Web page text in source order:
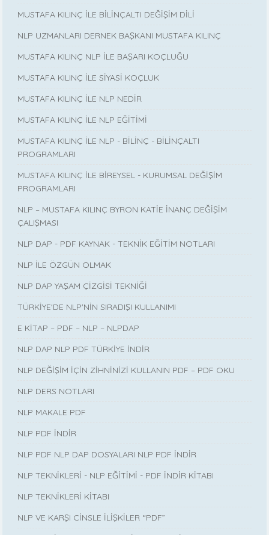
MUSTAFA KILINÇ İLE BİLİNÇALTI DEĞİŞİM DİLİ
NLP UZMANLARI DERNEK BAŞKANI MUSTAFA KILINÇ
MUSTAFA KILINÇ NLP İLE BAŞARI KOÇLUĞU
MUSTAFA KILINÇ İLE SİYASİ KOÇLUK
MUSTAFA KILINÇ İLE NLP NEDİR
MUSTAFA KILINÇ İLE NLP EĞİTİMİ
MUSTAFA KILINÇ İLE NLP - BİLİNÇ - BİLİNÇALTI
PROGRAMLARI
MUSTAFA KILINÇ İLE BİREYSEL - KURUMSAL DEĞİŞİM
PROGRAMLARI
NLP – MUSTAFA KILINÇ BYRON KATİE İNANÇ DEĞİŞİM
ÇALIŞMASI
NLP DAP - PDF KAYNAK - TEKNİK EĞİTİM NOTLARI
NLP İLE ÖZGÜN OLMAK
NLP DAP YAŞAM ÇİZGİSİ TEKNİĞİ
TÜRKİYE'DE NLP'NİN SIRADIŞI KULLANIMI
E KİTAP – PDF – NLP – NLPDAP
NLP DAP NLP PDF TÜRKİYE İNDİR
NLP DEĞİŞİM İÇİN ZİHNİNİZİ KULLANIN PDF – PDF OKU
NLP DERS NOTLARI
NLP MAKALE PDF
NLP PDF İNDİR
NLP PDF NLP DAP DOSYALARI NLP PDF İNDİR
NLP TEKNİKLERİ - NLP EĞİTİMİ - PDF İNDİR KİTABI
NLP TEKNİKLERİ KİTABI
NLP VE KARŞI CİNSLE İLİŞKİLER “PDF”